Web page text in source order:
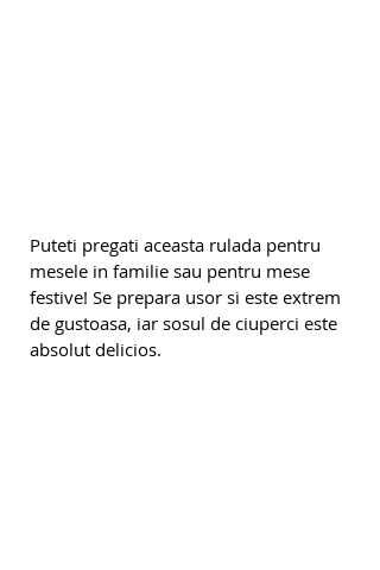
Puteti pregati aceasta rulada pentru
mesele in familie sau pentru mese
festive! Se prepara usor si este extrem
de gustoasa, iar sosul de ciuperci este
absolut delicios.